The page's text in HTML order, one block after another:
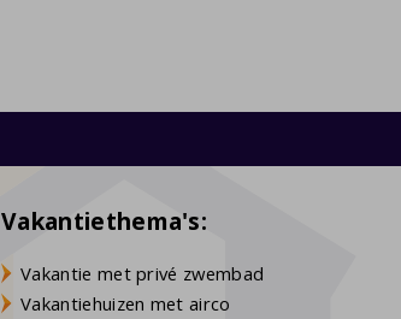
Vakantiethema's:
Vakantie met privé zwembad
Vakantiehuizen met airco